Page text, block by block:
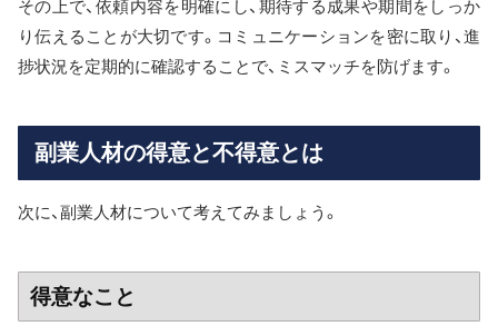
その上で、依頼内容を明確にし、期待する成果や期間をしっか
り伝えることが大切です。コミュニケーションを密に取り、進
捗状況を定期的に確認することで、ミスマッチを防げます。
副業人材の得意と不得意とは
次に、副業人材について考えてみましょう。
得意なこと